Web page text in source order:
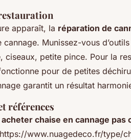
apparaît, la réparation de
Munissez-vous
ciseaux, petite pince. Pour la
pour de petites
garantit un résultat
références
chaise en cannage pas
www.nuagedeco.fr/type/